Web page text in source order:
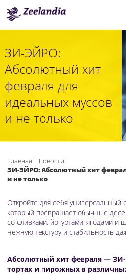
ЗИ-ЭЙРО:
Абсолютный хит
февраля для
идеальных муссов
и не только
Главная
Новости
ЗИ-ЭЙРО: Абсолютный хит
и не только
Откройте для себя универсальный
который превращает обычные
со сливками, йогуртами, ягодами и
нежную текстуру и стабильность
Абсолютный хит февраля —
тортах и пирожных в